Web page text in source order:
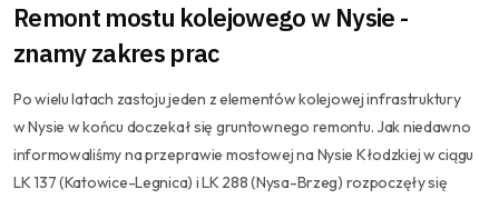
Remont mostu kolejowego w Nysie -
znamy zakres prac
Po wielu latach zastoju jeden z elementów kolejowej infrastruktury
w Nysie w końcu doczekał się gruntownego remontu. Jak niedawno
informowaliśmy na przeprawie mostowej na Nysie Kłodzkiej w ciągu
LK 137 (Katowice-Legnica) i LK 288 (Nysa-Brzeg) rozpoczęły się